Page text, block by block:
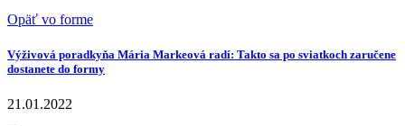
Opäť vo forme
Výživová poradkyňa Mária Markeová radí: Takto sa po sviatkoch zaručene
dostanete do formy
21.01.2022